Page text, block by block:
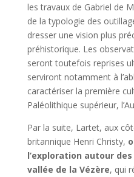
les travaux de Gabriel de
de la typologie des
dresser une vision plus
préhistorique. Les
seront toutefois reprises
serviront notamment à
caractériser la première
Paléolithique supérieur,
Par la suite, Lartet, aux
britannique Henri Christy,
l’exploration autour
vallée de la Vézère, qui